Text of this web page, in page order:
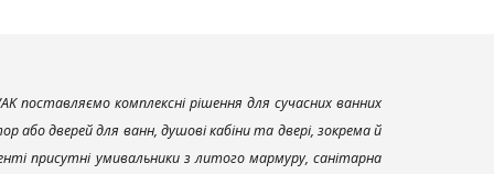
поставляємо комплексні рішення для сучасних ванних
або дверей для ванн, душові кабіни та двері, зокрема й
присутні умивальники з литого мармуру, санітарна